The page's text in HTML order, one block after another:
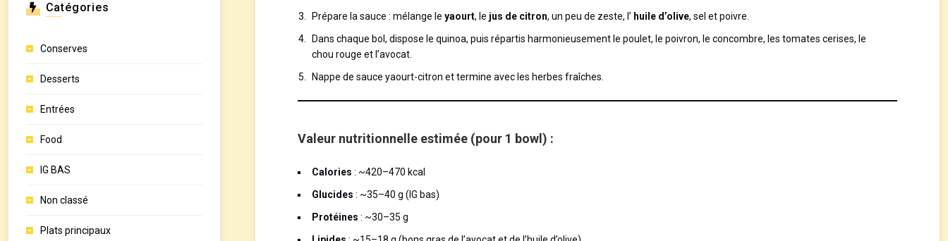
Prépare la sauce : mélange le yaourt, le jus de citron, un peu de zeste, l’ huile d’olive, sel et poivre.
Dans chaque bol, dispose le quinoa, puis répartis harmonieusement le poulet, le poivron, le concombre, les tomates cerises, le
chou rouge et l’avocat.
Nappe de sauce yaourt-citron et termine avec les herbes fraîches.
Valeur nutritionnelle estimée (pour 1 bowl) :
Calories : ~420–470 kcal
Glucides : ~35–40 g (IG bas)
Protéines : ~30–35 g
Catégories
Conserves
Desserts
Entrées
Food
IG BAS
Non classé
Plats principaux